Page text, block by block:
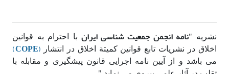
نشریه "نامه انجمن جمعیت شناسی ایران با احترام به قوانین
اخلاق در نشریات تابع قوانین کمیتة اخلاق در انتشار (
COPE
)
می باشد و از آیین نامه اجرایی قانون پیشگیری و مقابله با